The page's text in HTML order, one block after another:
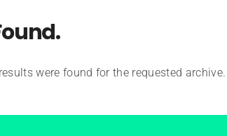
were found for the requested archive.